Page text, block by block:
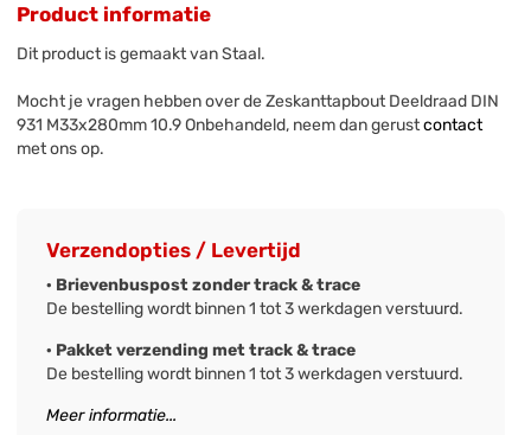
Product informatie
Dit product is gemaakt van Staal.
Mocht je vragen hebben over de Zeskanttapbout Deeldraad DIN
931 M33x280mm 10.9 Onbehandeld, neem dan gerustcontact
met ons op.
Verzendopties / Levertijd
· Brievenbuspost zonder track & trace
De bestelling wordt binnen 1 tot 3 werkdagen verstuurd.
· Pakket verzending met track & trace
De bestelling wordt binnen 1 tot 3 werkdagen verstuurd.
Meer informatie...